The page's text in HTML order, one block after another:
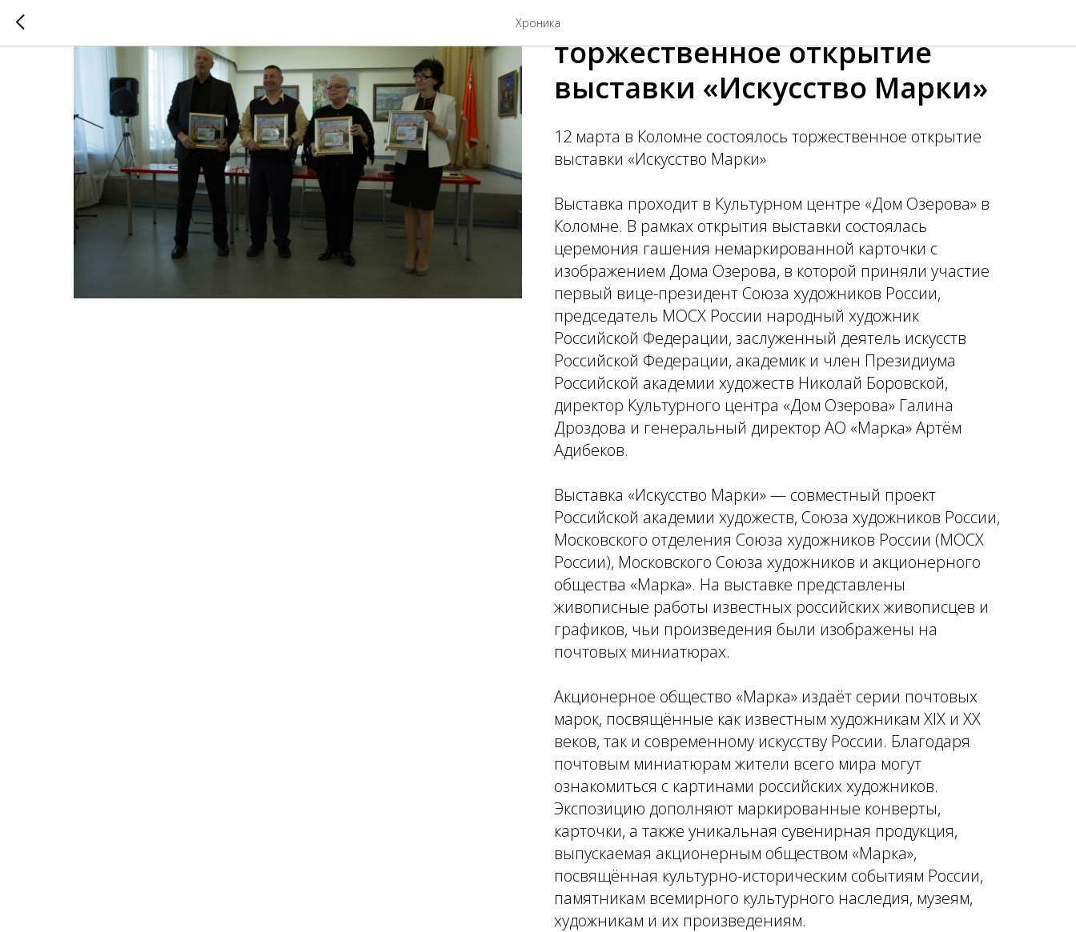
ХроникаВ Коломне состоялось
торжественное открытие
выставки «Искусство Марки»
12 марта в Коломне состоялось торжественное открытие
выставки «Искусство Марки»
Выставка проходит в Культурном центре «Дом Озерова» в
Коломне. В рамках открытия выставки состоялась
церемония гашения немаркированной карточки с
изображением Дома Озерова, в которой приняли участие
первый вице-президент Союза художников России,
председатель МОСХ России народный художник
Российской Федерации, заслуженный деятель искусств
Российской Федерации, академик и член Президиума
Российской академии художеств Николай Боровской,
директор Культурного центра «Дом Озерова» Галина
Дроздова и генеральный директор АО «Марка» Артём
Адибеков.
Выставка «Искусство Марки» — совместный проект
Российской академии художеств, Союза художников России,
Московского отделения Союза художников России (МОСХ
России), Московского Союза художников и акционерного
общества «Марка». На выставке представлены
живописные работы известных российских живописцев и
графиков, чьи произведения были изображены на
почтовых миниатюрах.
Акционерное общество «Марка» издаёт серии почтовых
марок, посвящённые как известным художникам XIX и XX
веков, так и современному искусству России. Благодаря
почтовым миниатюрам жители всего мира могут
ознакомиться с картинами российских художников.
Экспозицию дополняют маркированные конверты,
карточки, а также уникальная сувенирная продукция,
выпускаемая акционерным обществом «Марка»,
посвящённая культурно-историческим событиям России,
памятникам всемирного культурного наследия, музеям,
художникам и их произведениям.